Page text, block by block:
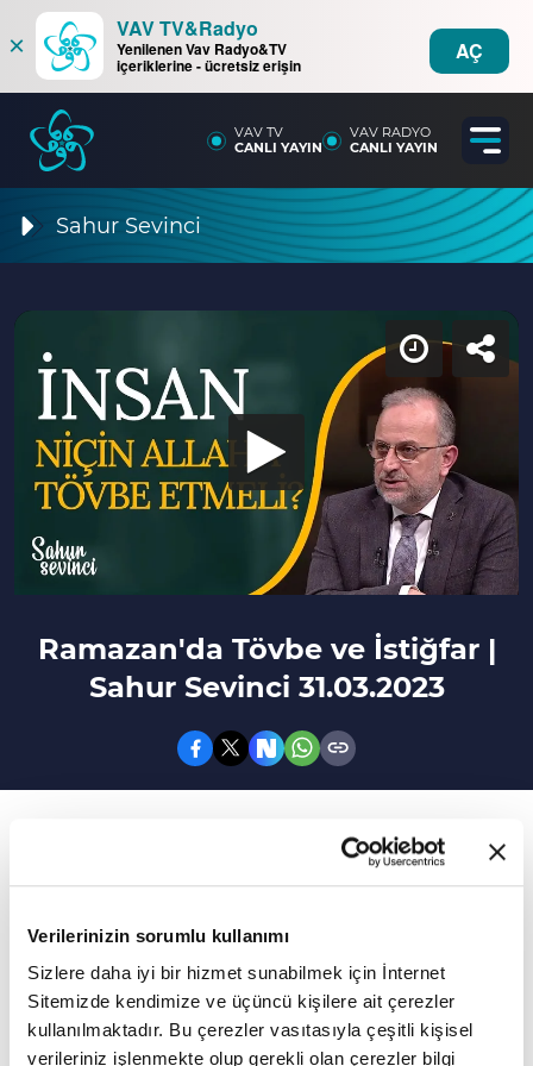
Verilerinizin sorumlu kullanımı
Sizlere daha iyi bir hizmet sunabilmek için İnternet
Sitemizde kendimize ve üçüncü kişilere ait çerezler
kullanılmaktadır. Bu çerezler vasıtasıyla çeşitli kişisel
verileriniz işlenmekte olup gerekli olan çerezler bilgi
×
VAV TV&Radyo
Yenilenen Vav Radyo&TV
içeriklerine - ücretsiz erişin
AÇ
VAV TV
CANLI YAYIN
VAV RADYO
CANLI YAYIN
Sahur Sevinci
Ramazan'da Tövbe ve İstiğfar |
Sahur Sevinci 31.03.2023
Müslüman'ın tövbe adabı nasıl olmalı?
Rahmet ve mağfiret ayı Ramazan-ı Şerif
evlerimize huzur ve bereket ile geldi. Bu huzuru
beraber yaşamak için Hasan Basri Karadeniz'in
sunduğu Sahur Sevinci'nde evlerinize konuk